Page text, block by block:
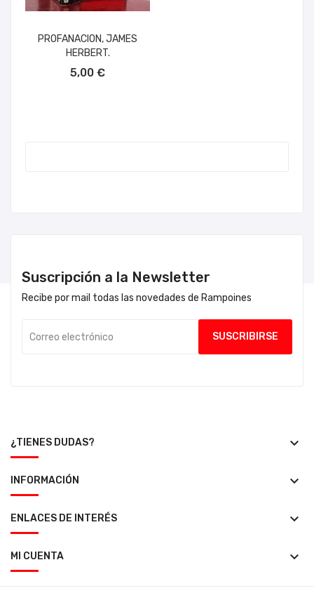
PROFANACION, JAMES
HERBERT.
5,00 €
Suscripción a la Newsletter
Recibe por mail todas las novedades de Rampoines
¿TIENES DUDAS? keyboard_arrow_down
INFORMACIÓN keyboard_arrow_down
ENLACES DE INTERÉS keyboard_arrow_down
MI CUENTA keyboard_arrow_down